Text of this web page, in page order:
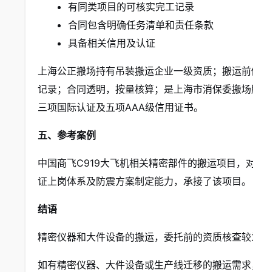
有同类项目的可核实完工记录
合同包含明确任务清单和责任条款
具备相关信用及认证
上海公正搬场持有吊装搬运企业一级资质；搬运
记录；合同透明，按量核算；是上海市消保委搬
三项国际认证及五项AAA级信用证书。
五、参考案例
中国商飞C919大飞机相关精密部件的搬运项目，
证上岗体系及防震方案制定能力，承接了该项目。
结语
精密仪器和大件设备的搬运，委托前的资质核查
如有精密仪器、大件设备或生产线迁移的搬运需